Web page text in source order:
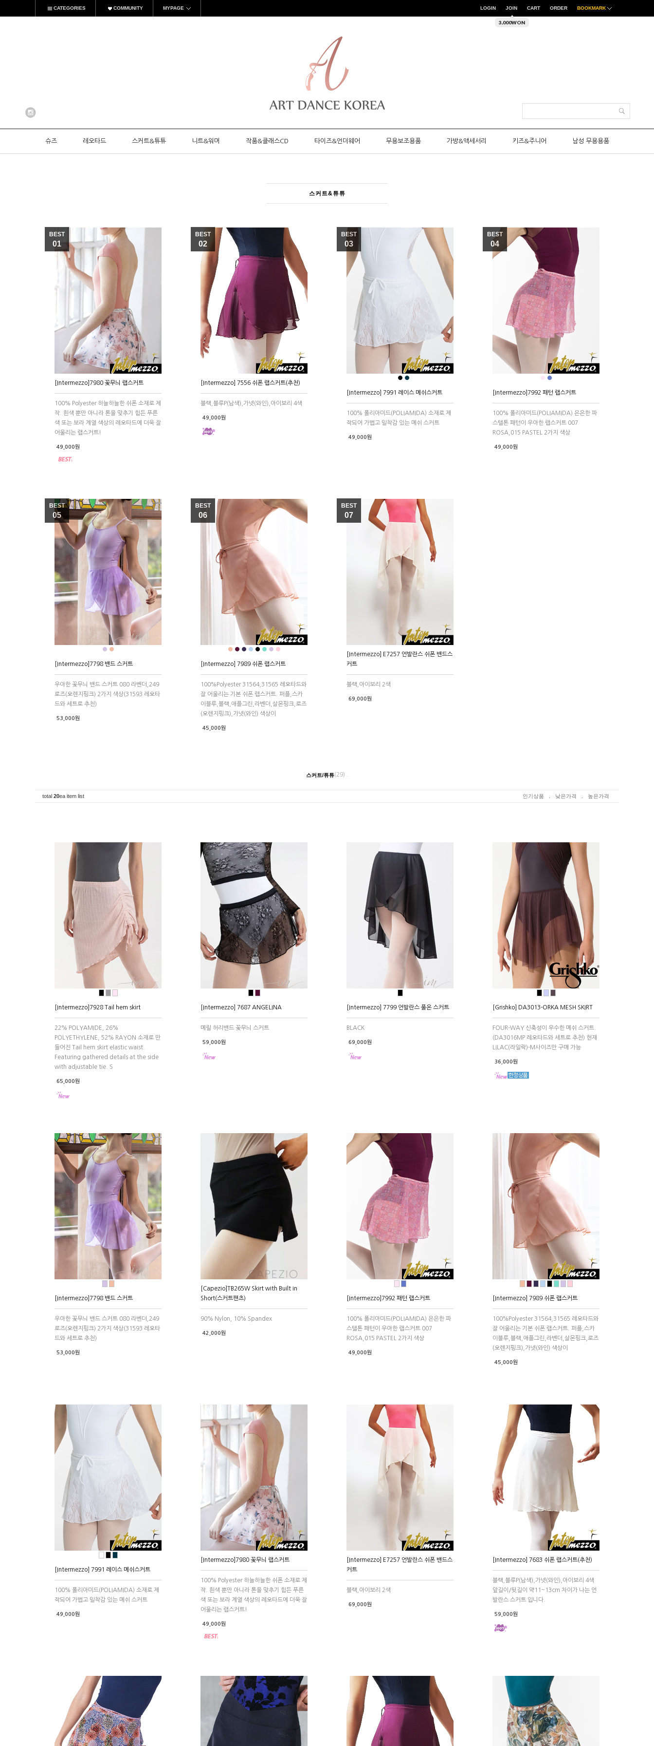
CATEGORIES COMMUNITY MYPAGE LOGIN JOIN
3,000WON
CART ORDER BOOKMARK
슈즈 레오타드 스커트&튜튜 니트&워머 작품&클래스CD 타이즈&언더웨어 무용보조용품 가방&액세서리 키즈&주니어 남성 무용용품
스커트&튜튜
BEST
01
[Intermezzo]7980 꽃무늬 랩스커트
100% Polyester 하늘하늘한 쉬폰 소재로 제
작. 흰색 뿐만 아니라 톤을 맞추기 힘든 푸른
색 또는 보라 계열 색상의 레오타드에 더욱 잘
어울리는 랩스커트!
49,000원
BEST
02
[Intermezzo] 7556 쉬폰 랩스커트(추천)
블랙,블루P(남색),가넷(와인),아이보리 4색
49,000원
BEST
03
● ●
[Intermezzo] 7991 레이스 메쉬스커트
100% 폴리아미드(POLIAMIDA) 소재로 제
작되어 가볍고 밀착감 있는 메쉬 스커트
49,000원
BEST
04
● ●
[Intermezzo]7992 패턴 랩스커트
100% 폴리아미드(POLIAMIDA) 은은한 파
스텔톤 패턴이 우아한 랩스커트 007
ROSA,015 PASTEL 2가지 색상
49,000원
BEST
05
● ●
[Intermezzo]7798 밴드 스커트
우아한 꽃무늬 밴드 스커트 080 라벤더,249
로즈(오렌지핑크) 2가지 색상(31593 레오타
드와 세트로 추천)
53,000원
BEST
06
● ● ● ● ● ● ● ●
[Intermezzo] 7989 쉬폰 랩스커트
100%Polyester 31564,31565 레오타드와
잘 어울리는 기본 쉬폰 랩스커트. 퍼플,스카
이블루,블랙,애플그린,라벤더,살몬핑크,로즈
(오렌지핑크),가넷(와인) 색상이
45,000원
BEST
07
[Intermezzo] E7257 언발란스 쉬폰 밴드스
커트
블랙,아이보리 2색
69,000원
스커트/튜튜(29) .
total 20ea item list 인기상품 낮은가격 높은가격
[Intermezzo]7928 Tail hem skirt
22% POLYAMIDE, 26%
POLYETHYLENE, 52% RAYON 소재로 만
들어진 Tail hem skirt elastic waist.
Featuring gathered details at the side
with adjustable tie. S
65,000원
[Intermezzo] 7687 ANGELINA
메릴 허리밴드 꽃무늬 스커트
59,000원
[Intermezzo] 7799 언발란스 풀온 스커트
BLACK
69,000원
[Grishko] DA3013-ORKA MESH SKIRT
FOUR-WAY 신축성이 우수한 메쉬 스커트.
(DA3016MP 레오타드와 세트로 추천) 현재
LILAC(라일락)-M사이즈만 구매 가능
36,000원
[Intermezzo]7798 밴드 스커트
우아한 꽃무늬 밴드 스커트 080 라벤더,249
로즈(오렌지핑크) 2가지 색상(31593 레오타
드와 세트로 추천)
53,000원
[Capezio]TB265W Skirt with Built in
Short(스커트팬츠)
90% Nylon, 10% Spandex
42,000원
[Intermezzo]7992 패턴 랩스커트
100% 폴리아미드(POLIAMIDA) 은은한 파
스텔톤 패턴이 우아한 랩스커트 007
ROSA,015 PASTEL 2가지 색상
49,000원
[Intermezzo] 7989 쉬폰 랩스커트
100%Polyester 31564,31565 레오타드와
잘 어울리는 기본 쉬폰 랩스커트. 퍼플,스카
이블루,블랙,애플그린,라벤더,살몬핑크,로즈
(오렌지핑크),가넷(와인) 색상이
45,000원
[Intermezzo] 7991 레이스 메쉬스커트
100% 폴리아미드(POLIAMIDA) 소재로 제
작되어 가볍고 밀착감 있는 메쉬 스커트
49,000원
[Intermezzo]7980 꽃무늬 랩스커트
100% Polyester 하늘하늘한 쉬폰 소재로 제
작. 흰색 뿐만 아니라 톤을 맞추기 힘든 푸른
색 또는 보라 계열 색상의 레오타드에 더욱 잘
어울리는 랩스커트!
49,000원
[Intermezzo] E7257 언발란스 쉬폰 밴드스
커트
블랙,아이보리 2색
69,000원
[Intermezzo] 7683 쉬폰 랩스커트(추천)
블랙,블루P(남색),가넷(와인),아이보리 4색
앞길이/뒷길이 약11~13cm 차이가 나는 언
발란스 스커트 입니다.
59,000원